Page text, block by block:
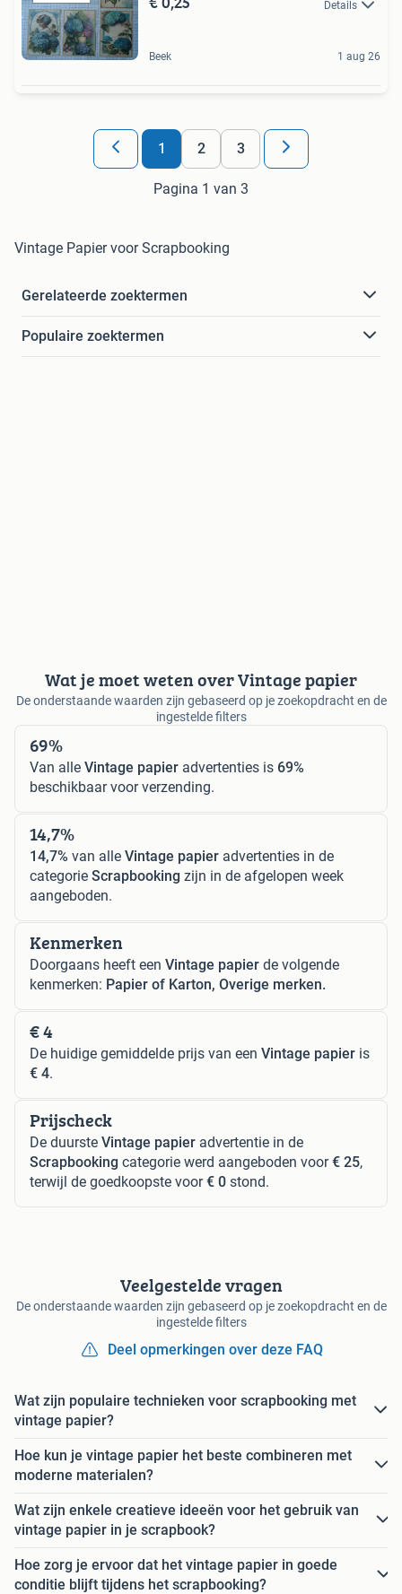
Details
Beek 1 aug 26
1 2 3
Pagina 1 van 3
Vintage Papier voor Scrapbooking
Gerelateerde zoektermen
Populaire zoektermen
Wat je moet weten over Vintage papier
De onderstaande waarden zijn gebaseerd op je zoekopdracht en de
ingestelde filters
69%
Van alle Vintage papier advertenties is 69%
beschikbaar voor verzending.
14,7%
14,7% van alle Vintage papier advertenties in de
categorie Scrapbooking zijn in de afgelopen week
aangeboden.
Kenmerken
Doorgaans heeft een Vintage papier de volgende
kenmerken: Papier of Karton, Overige merken.
€ 4
De huidige gemiddelde prijs van een Vintage papier is
€ 4.
Prijscheck
De duurste Vintage papier advertentie in de
Scrapbooking categorie werd aangeboden voor€ 25,
terwijl de goedkoopste voor€ 0 stond.
Veelgestelde vragen
De onderstaande waarden zijn gebaseerd op je zoekopdracht en de
ingestelde filters
Deel opmerkingen over deze FAQ
Wat zijn populaire technieken voor scrapbooking met
vintage papier?
Hoe kun je vintage papier het beste combineren met
moderne materialen?
Wat zijn enkele creatieve ideeën voor het gebruik van
vintage papier in je scrapbook?
Hoe zorg je ervoor dat het vintage papier in goede
conditie blijft tijdens het scrapbooking?